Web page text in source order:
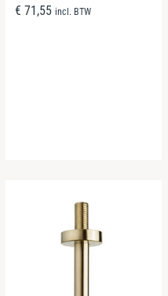
€ 71,55 incl. BTW